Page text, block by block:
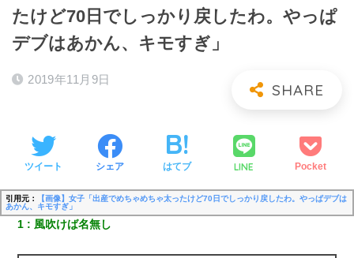
たけど70日でしっかり戻したわ。やっぱ
デブはあかん、キモすぎ」
2019年11月9日
ツイート シェア はてブ LINE Pocket
引用元：
【画像】女子「出産でめちゃめちゃ太ったけど70日でしっかり戻したわ。やっぱデブは
あかん、キモすぎ」
1 風吹けば名無し